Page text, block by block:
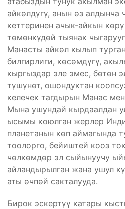
айкөлдүгү, анын өз алдынча
кеттеринен ачык-айкын
төмөнкүдөй тыя­нак
Манасты айкөл кылып
билгирлиги, көсөмдүгү,
кыргыздар эле эмес, бөтөн
түшүнөт, ошондуктан
келечек тагдырын Манас
Мына ушундай кырдаалдан
ысымы коюлган жерлер
планетанын көп аймагында
тоолорго, бейиштей кооз
чөлкөмдөр эл сыйынуучу
айландырылган жана ушул
аты өчпөй сакталууда.
Бирок эскертүү катары